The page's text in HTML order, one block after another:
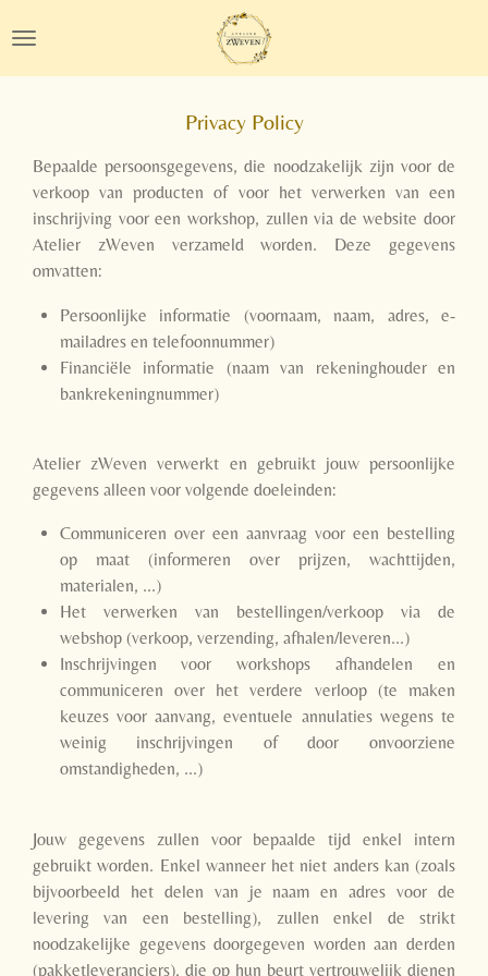
direct
naar
Privacy Policy
Bepaalde persoonsgegevens, die noodzakelijk zijn voor de
verkoop van producten of voor het verwerken van een
inschrijving voor een workshop, zullen via de website door
Atelier zWeven verzameld worden. Deze gegevens
omvatten:
Persoonlijke informatie (voornaam, naam, adres, e-
mailadres en telefoonnummer)
Financiële informatie (naam van rekeninghouder en
bankrekeningnummer)
Atelier zWeven verwerkt en gebruikt jouw persoonlijke
gegevens alleen voor volgende doeleinden:
Communiceren over een aanvraag voor een bestelling
op maat (informeren over prijzen, wachttijden,
materialen, ...)
Het verwerken van bestellingen/verkoop via de
webshop (verkoop, verzending, afhalen/leveren...)
Inschrijvingen voor workshops afhandelen en
communiceren over het verdere verloop (te maken
keuzes voor aanvang, eventuele annulaties wegens te
weinig inschrijvingen of door onvoorziene
omstandigheden, ...)
Jouw gegevens zullen voor bepaalde tijd enkel intern
gebruikt worden. Enkel wanneer het niet anders kan (zoals
bijvoorbeeld het delen van je naam en adres voor de
levering van een bestelling), zullen enkel de strikt
noodzakelijke gegevens doorgegeven worden aan derden
(pakketleveranciers), die op hun beurt vertrouwelijk dienen